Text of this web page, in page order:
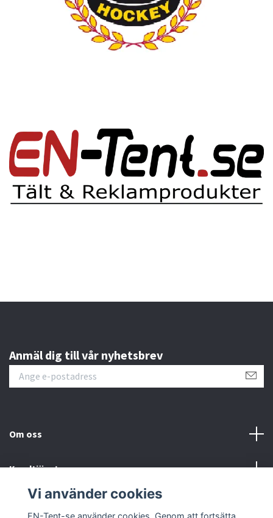
Anmäl dig till vår nyhetsbrev
Om oss
Kundtjänst
Sociala medier
Vi använder cookies
EN-Tent-se använder cookies. Genom att fortsätta